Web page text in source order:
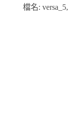
檔名: versa_5,